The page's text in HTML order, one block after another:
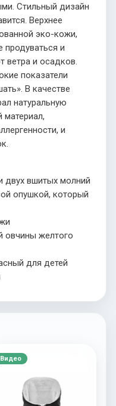
Стильный дизайн
Верхнее
эко-кожи,
продуваться и
ветра и осадков.
показатели
В качестве
натуральную
и
двух вшитых молний
опушкой, который
овчины желтого
для детей
Видео